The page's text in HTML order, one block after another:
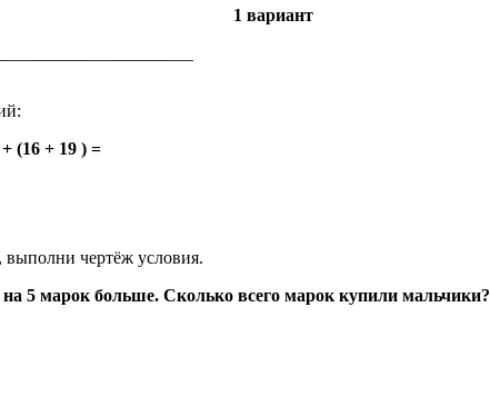
1 вариант
+ 19 ) =
чертёж условия.
5 марок больше. Сколько всего марок купили мальчики?